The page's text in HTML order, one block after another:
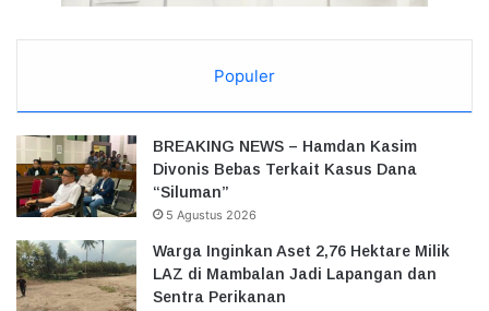
Populer
BREAKING NEWS – Hamdan Kasim
Divonis Bebas Terkait Kasus Dana
“Siluman”
5 Agustus 2026
Warga Inginkan Aset 2,76 Hektare Milik
LAZ di Mambalan Jadi Lapangan dan
Sentra Perikanan